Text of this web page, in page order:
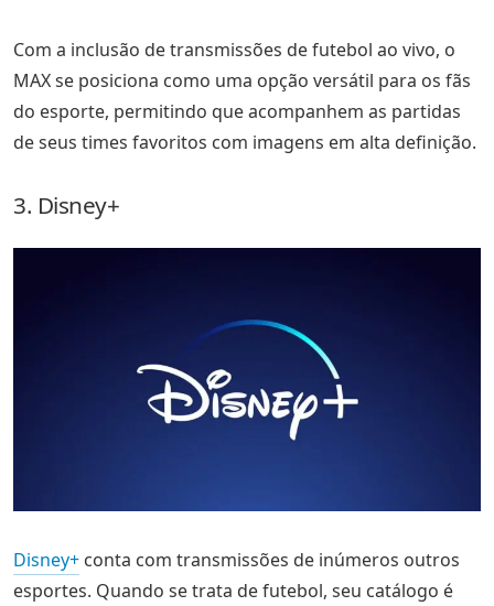
Com a inclusão de transmissões de futebol ao vivo, o
MAX se posiciona como uma opção versátil para os fãs
do esporte, permitindo que acompanhem as partidas
de seus times favoritos com imagens em alta definição.
3. Disney+
Disney+ conta com transmissões de inúmeros outros
esportes. Quando se trata de futebol, seu catálogo é